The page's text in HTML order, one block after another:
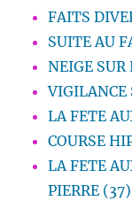
FAITS
SUITE AU
NEIGE
VIGILANCE
LA FETE
COURSE
LA FETE
PIERRE (37)